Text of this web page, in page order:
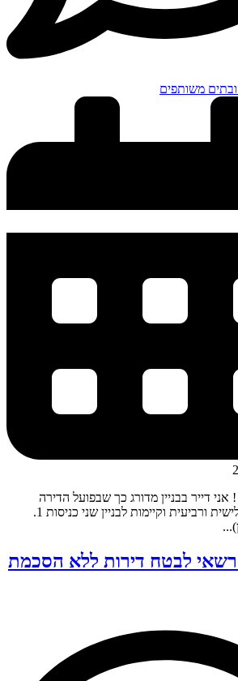
ובתים משותפים
דייר בבניין מדורג כך שבפועל הדירה
(דופלקס) הינה בקומה שלישית ורביעית וקיימות לבניין שני כניסות 1.
לבטח דירות ללא הסכמת